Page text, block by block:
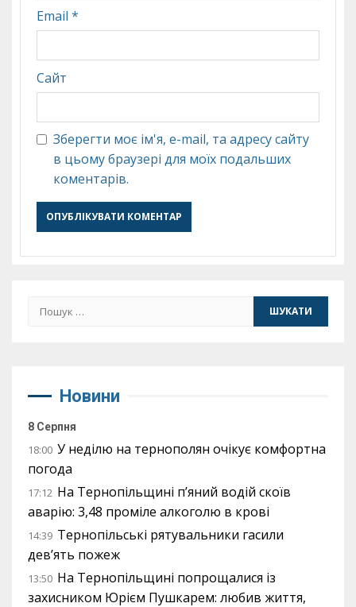
Email *
Сайт
Зберегти моє ім'я, e-mail, та адресу сайту
в цьому браузері для моїх подальших
коментарів.
Пошук:
Новини
8 Серпня
18:00 У неділю на тернополян очікує комфортна
погода
17:12 На Тернопільщині п’яний водій скоїв
аварію: 3,48 проміле алкоголю в крові
14:39 Тернопільські рятувальники гасили
дев’ять пожеж
13:50 На Тернопільщині попрощалися із
захисником Юрієм Пушкарем: любив життя,